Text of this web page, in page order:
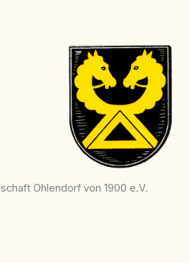
Ohlendorf von 1900 e.V.